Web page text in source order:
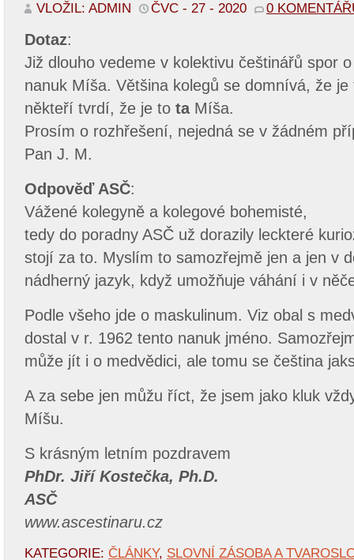
VLOŽIL: ADMIN ČVC - 27 - 2020 0
Dotaz:
Již dlouho vedeme v kolektivu češtinářů spor
nanuk Míša. Většina kolegů se domnívá, že
někteří tvrdí, že je to taMíša.
Prosím o rozhřešení, nejedná se v žádném
Pan J. M.
Odpověď ASČ:
Vážené kolegyně a kolegové bohemisté,
tedy do poradny ASČ už dorazily leckteré
stojí za to. Myslím to samozřejmě jen a jen v
nádherný jazyk, když umožňuje váhání i v
Podle všeho jde o maskulinum. Viz obal s
dostal v r. 1962 tento nanuk jméno.
může jít i o medvědici, ale tomu se čeština
A za sebe jen můžu říct, že jsem jako kluk
Míšu.
S krásným letním pozdravem
PhDr. Jiří Kostečka, Ph.D.
ASČ
www.ascestinaru.cz
KATEGORIE: ČLÁNKY, SLOVNÍ ZÁSOBA A